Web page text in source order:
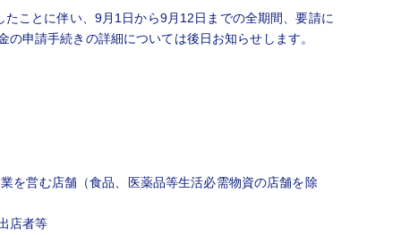
ことに伴い、9月1日から9月12日までの全期間、要請に
申請手続きの詳細については後日お知らせします。
を営む店舗（食品、医薬品等生活必需物資の店舗を除
店者等